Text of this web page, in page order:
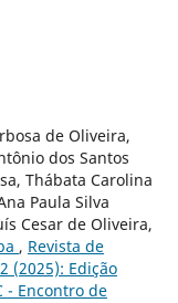
de Oliveira,
dos Santos
Thábata Carolina
Paula Silva
Cesar de Oliveira,
, Revista de
(2025): Edição
- Encontro de